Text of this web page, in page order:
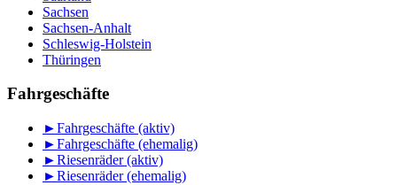
Sachsen
Sachsen-Anhalt
Schleswig-Holstein
Thüringen
Fahrgeschäfte
►Fahrgeschäfte (aktiv)
►Fahrgeschäfte (ehemalig)
►Riesenräder (aktiv)
►Riesenräder (ehemalig)